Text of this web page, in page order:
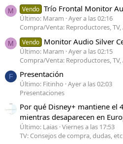
M Vendo Trío Frontal Monitor
Último: Maram Ayer a las 02:16
Compra/Venta: Reproductores, TV,
M Vendo Monitor Audio Silver
Último: Maram Ayer a las 02:15
Compra/Venta: Reproductores, TV,
F Presentación
Último: Fitinho Ayer a las 02:03
Presentaciones
Por qué Disney+ mantiene el
mientras desaparecen en
Último: Laias Viernes a las 17:53
TV: Consejos de compra, dudas, etc